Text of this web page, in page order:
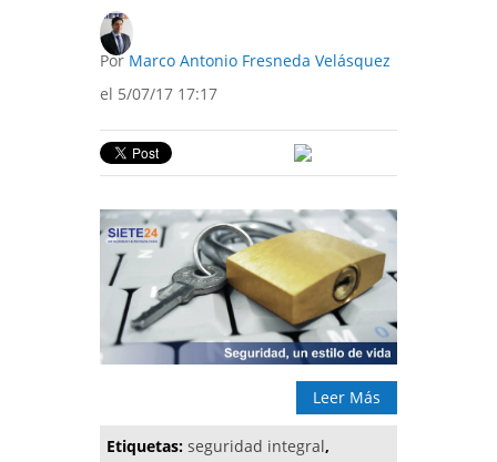
Por Marco Antonio Fresneda Velásquez
el 5/07/17 17:17
Leer Más
Etiquetas: seguridad integral,